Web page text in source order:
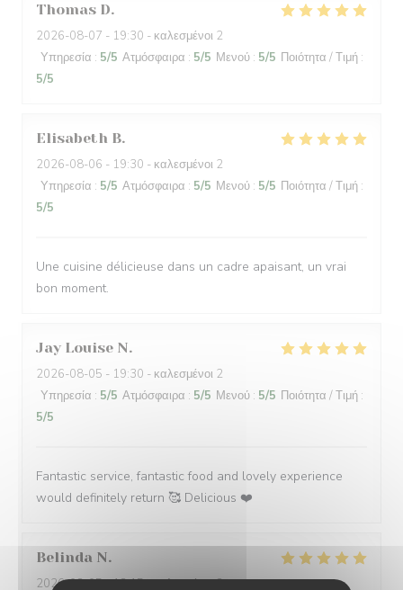
Thomas D
2026-08-07 - 19:30 - καλεσμένοι 2
Υπηρεσία : 5/5 Ατμόσφαιρα : 5/5 Μενού : 5/5 Ποιότητα / Τιμή :
5/5
Elisabeth B
2026-08-06 - 19:30 - καλεσμένοι 2
Υπηρεσία : 5/5 Ατμόσφαιρα : 5/5 Μενού : 5/5 Ποιότητα / Τιμή :
5/5
Une cuisine délicieuse dans un cadre apaisant, un vrai
bon moment.
Jay Louise N
2026-08-05 - 19:30 - καλεσμένοι 2
Υπηρεσία : 5/5 Ατμόσφαιρα : 5/5 Μενού : 5/5 Ποιότητα / Τιμή :
5/5
Fantastic service, fantastic food and lovely experience
would definitely return 🥰 Delicious ❤️
Belinda N
2026-08-05- 12:15 - καλεσμένοι 2